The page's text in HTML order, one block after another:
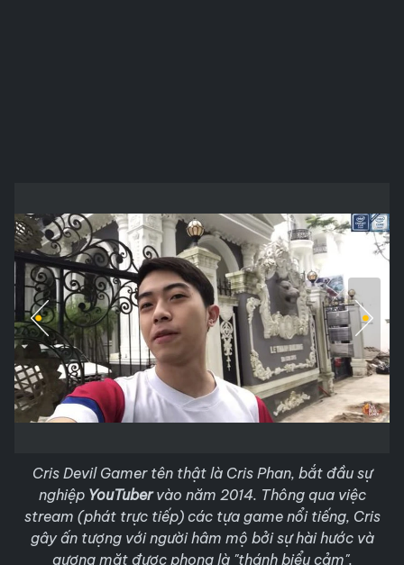
Cris Devil Gamer tên thật là Cris Phan, bắt đầu sự
nghiệp YouTubervào năm 2014. Thông qua việc
stream (phát trực tiếp) các tựa game nổi tiếng, Cris
gây ấn tượng với người hâm mộ bởi sự hài hước và
gương mặt được phong là "thánh biểu cảm".